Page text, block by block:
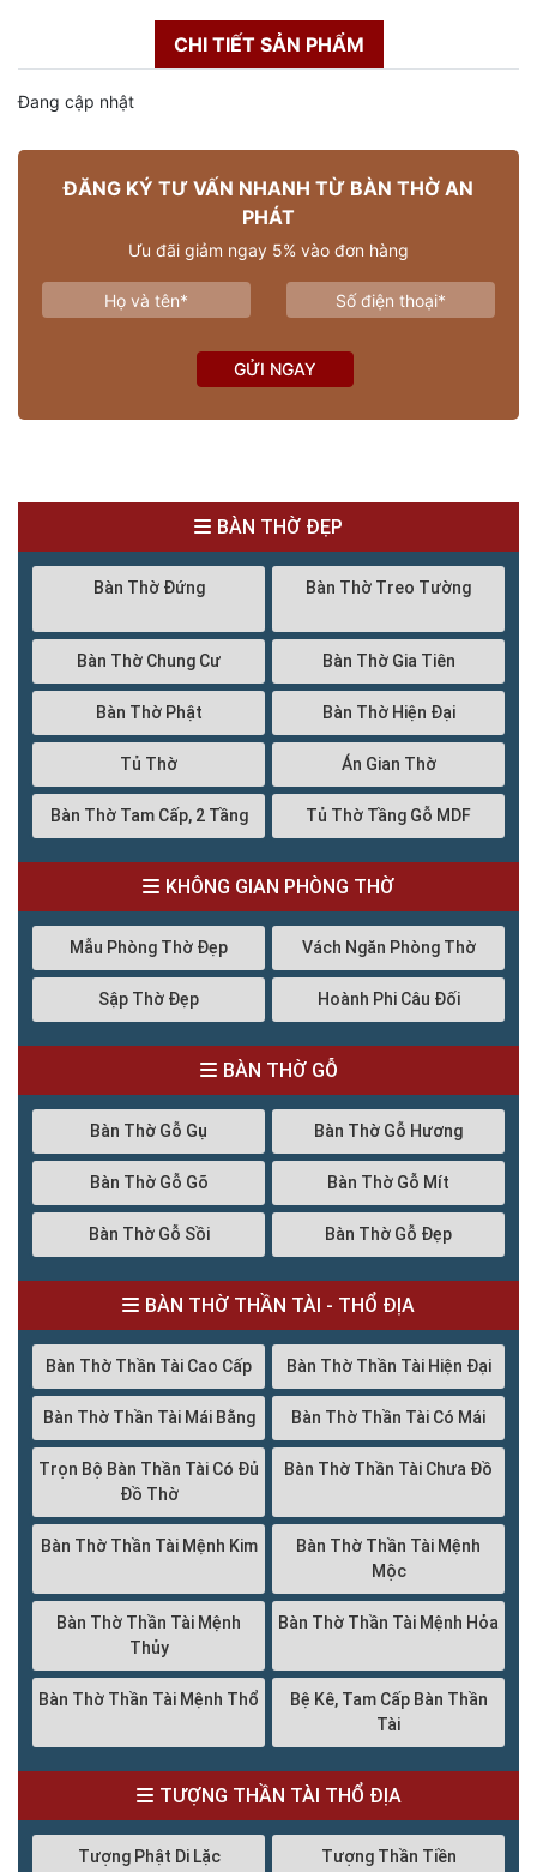
CHI TIẾT SẢN PHẨM
Đang cập nhật
ĐĂNG KÝ TƯ VẤN NHANH TỪ BÀN THỜ AN
PHÁT
Ưu đãi giảm ngay 5% vào đơn hàng
GỬI NGAY
BÀN THỜ ĐẸP
Bàn Thờ Đứng Bàn Thờ Treo Tường
Bàn Thờ Chung Cư Bàn Thờ Gia Tiên
Bàn Thờ Phật Bàn Thờ Hiện Đại
Tủ Thờ Án Gian Thờ
Bàn Thờ Tam Cấp, 2 Tầng Tủ Thờ Tầng Gỗ MDF
KHÔNG GIAN PHÒNG THỜ
Mẫu Phòng Thờ Đẹp Vách Ngăn Phòng Thờ
Sập Thờ Đẹp Hoành Phi Câu Đối
BÀN THỜ GỖ
Bàn Thờ Gỗ Gụ Bàn Thờ Gỗ Hương
Bàn Thờ Gỗ Gõ Bàn Thờ Gỗ Mít
Bàn Thờ Gỗ Sồi Bàn Thờ Gỗ Đẹp
BÀN THỜ THẦN TÀI - THỔ ĐỊA
Bàn Thờ Thần Tài Cao Cấp Bàn Thờ Thần Tài Hiện Đại
Bàn Thờ Thần Tài Mái Bằng Bàn Thờ Thần Tài Có Mái
Trọn Bộ Bàn Thần Tài Có Đủ
Đồ Thờ
Bàn Thờ Thần Tài Chưa Đồ
Bàn Thờ Thần Tài Mệnh Kim
Bàn Thờ Thần Tài Mệnh
Mộc
Bàn Thờ Thần Tài Mệnh
Thủy
Bàn Thờ Thần Tài Mệnh Hỏa
Bàn Thờ Thần Tài Mệnh Thổ
Bệ Kê, Tam Cấp Bàn Thần
Tài
TƯỢNG THẦN TÀI THỔ ĐỊA
Tượng Phật Di Lặc Tượng Thần Tiền